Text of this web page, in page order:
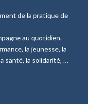
de la pratique de
au quotidien.
la jeunesse, la
santé, la solidarité, …